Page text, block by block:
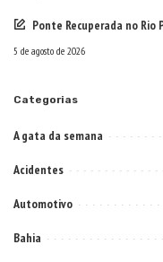
Ponte Recuperada no Rio
5 de agosto de 2026
Categorias
A gata da semana
Acidentes
Automotivo
Bahia